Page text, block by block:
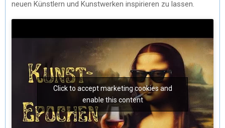
neuen Künstlern und Kunstwerken inspirieren zu lassen.
Click to accept marketing cookies and
enable this content